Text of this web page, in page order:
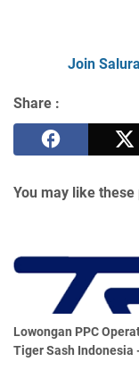
Join
Share :
You may like these
Lowongan PPC
Tiger Sash Indonesia